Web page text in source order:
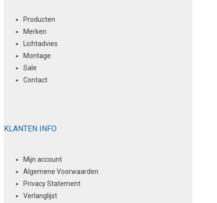
Producten
Merken
Lichtadvies
Montage
Sale
Contact
KLANTEN INFO
Mijn account
Algemene Voorwaarden
Privacy Statement
Verlanglijst